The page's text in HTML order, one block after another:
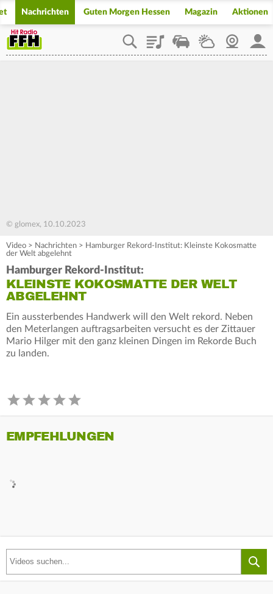
Nachrichten Guten Morgen Hessen Magazin Aktionen
PlaylistStaupilotWetterWebcam
© glomex, 10.10.2023
Video > Nachrichten > Hamburger Rekord-Institut: Kleinste Kokosmatte
der Welt abgelehnt
Hamburger Rekord-Institut:
KLEINSTE KOKOSMATTE DER WELT
ABGELEHNT
Ein aussterbendes Handwerk will den Welt rekord. Neben
den Meterlangen auftragsarbeiten versucht es der Zittauer
Mario Hilger mit den ganz kleinen Dingen im Rekorde Buch
zu landen.
EMPFEHLUNGEN